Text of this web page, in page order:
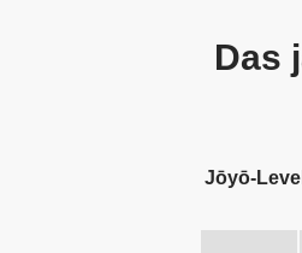
Das
Jōyō-